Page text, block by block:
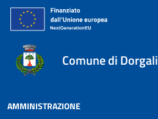
Comune di Dorgali
AMMINISTRAZIONE